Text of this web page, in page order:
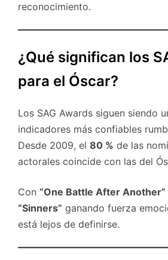
reconocimiento.
¿Qué significan los
para el Óscar?
Los SAG Awards siguen siendo
indicadores más confiables
Desde 2009, el 80 % de las
actorales coincide con las del
Con “One Battle After Another”
“Sinners” ganando fuerza
está lejos de definirse.